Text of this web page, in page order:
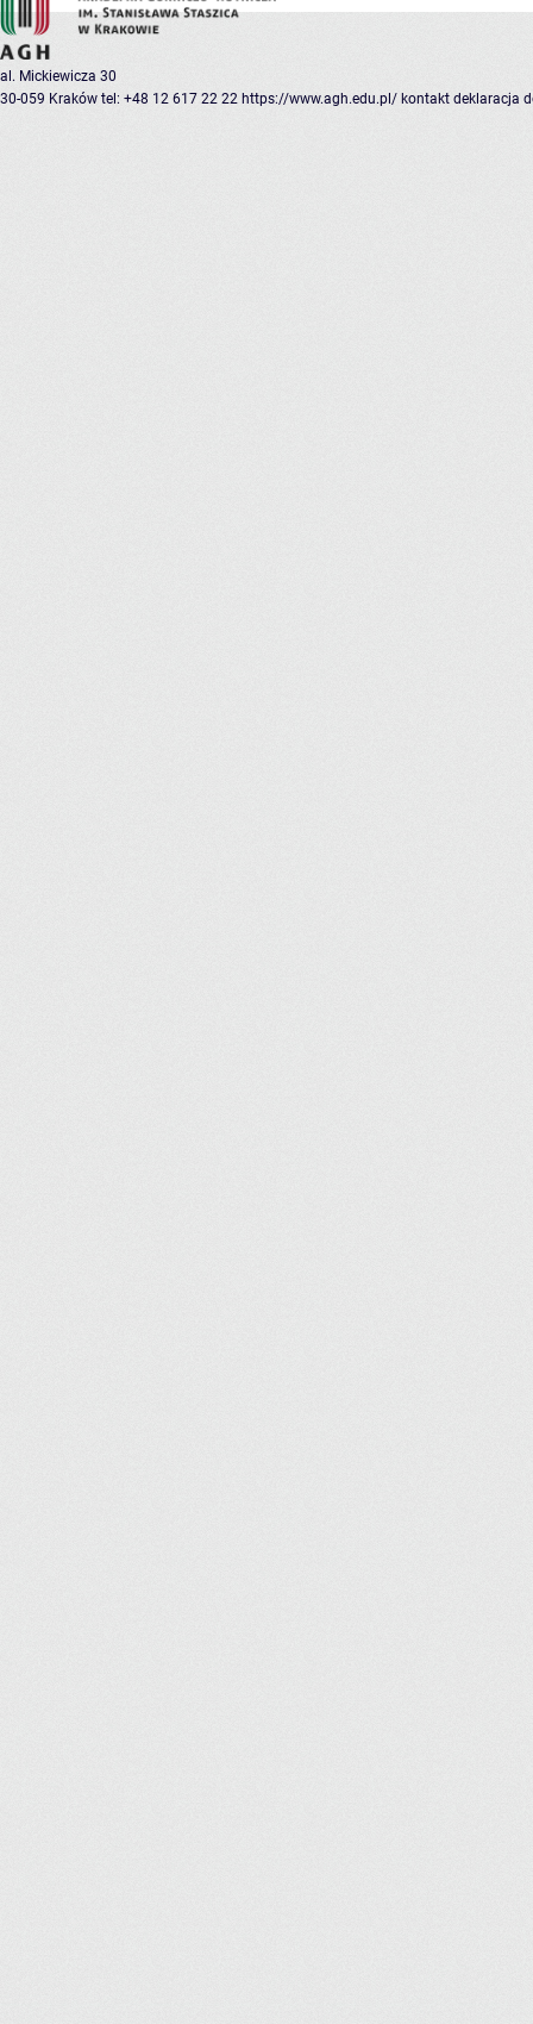
al. Mickiewicza 30
30-059 Kraków tel: +48 12 617 22 22 https://www.agh.edu.pl/ kontakt deklaracja